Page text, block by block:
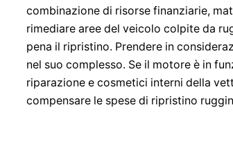
combinazione di risorse finanziarie,
rimediare aree del veicolo colpite da
pena il ripristino. Prendere in
nel suo complesso. Se il motore è in
riparazione e cosmetici interni della
compensare le spese di ripristino